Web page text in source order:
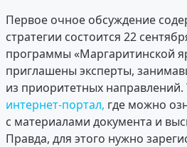
Первое очное обсуждение
стратегии состоится 22
программы «Маргаритинской
приглашены эксперты,
из приоритетных направлений.
интернет-портал, где можно
с материалами документа и
Правда, для этого нужно